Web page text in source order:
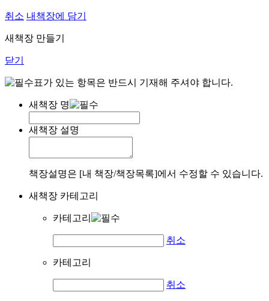
취소 내책장에 담기
새책장 만들기
닫기
표가 있는 항목은 반드시 기재해 주셔야 합니다.
새책장 명
새책장 설명
책장설명은 [내 책장/책장목록]에서 수정할 수 있습니다.
새책장 카테고리
카테고리
취소
카테고리
취소